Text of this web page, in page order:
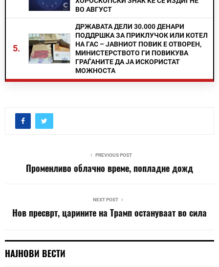
ВО АВГУСТ
5.
ДРЖАВАТА ДЕЛИ 30.000 ДЕНАРИ
ПОДДРШКА ЗА ПРИКЛУЧОК ИЛИ КОТЕЛ
НА ГАС – ЈАВНИОТ ПОВИК Е ОТВОРЕН,
МИНИСТЕРСТВОТО ГИ ПОВИКУВА
ГРАЃАНИТЕ ДА ЈА ИСКОРИСТАТ
МОЖНОСТА
PREVIOUS POST
Променливо облачно време, попладне дожд
NEXT POST
Нов пресврт, царините на Трамп остануваат во сила
НАЈНОВИ ВЕСТИ